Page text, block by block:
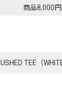
商品8,000
TEE（WHITE